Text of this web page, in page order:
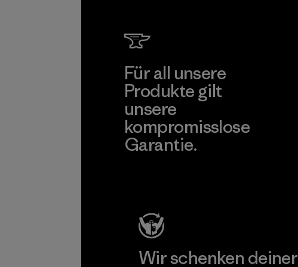
Für all unsere
Produkte gilt
unsere
kompromisslose
Garantie.
Wir schenken deiner